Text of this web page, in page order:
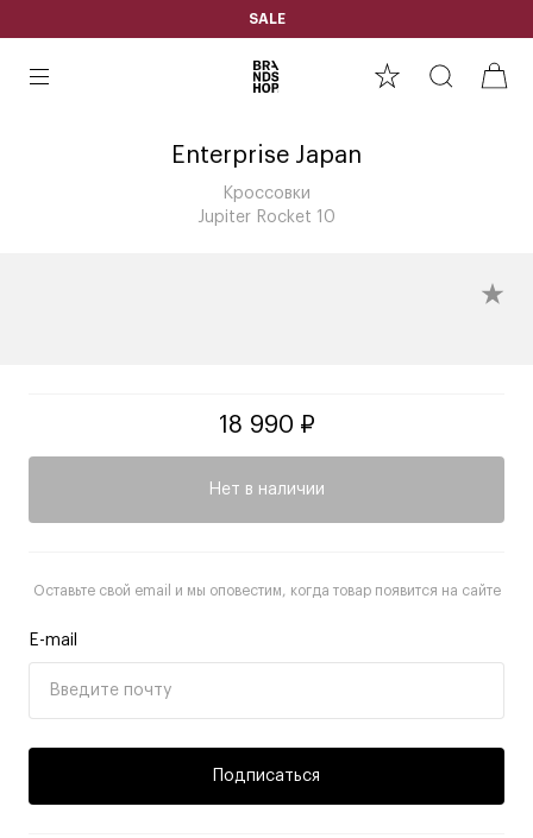
SALE
Enterprise Japan
Кроссовки
Jupiter Rocket 10
18 990 ₽
Нет в наличии
Оставьте свой email и мы оповестим, когда товар появится на сайте
E-mail
Подписаться